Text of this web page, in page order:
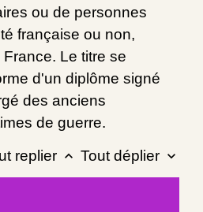
ou de personnes
française ou non,
Le titre se
d'un diplôme signé
des anciens
de guerre.
replier keyboard_arrow_up Tout déplier keyboard_arrow_down